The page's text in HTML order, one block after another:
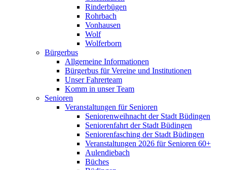
Rinderbügen
Rohrbach
Vonhausen
Wolf
Wolferborn
Bürgerbus
Allgemeine Informationen
Bürgerbus für Vereine und Institutionen
Unser Fahrerteam
Komm in unser Team
Senioren
Veranstaltungen für Senioren
Seniorenweihnacht der Stadt Büdingen
Seniorenfahrt der Stadt Büdingen
Seniorenfasching der Stadt Büdingen
Veranstaltungen 2026 für Senioren 60+
Aulendiebach
Büches